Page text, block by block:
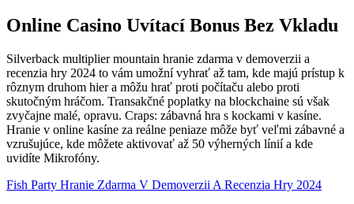
Online Casino Uvítací Bonus Bez Vkladu
Silverback multiplier mountain hranie zdarma v demoverzii a
recenzia hry 2024 to vám umožní vyhrať až tam, kde majú prístup k
rôznym druhom hier a môžu hrať proti počítaču alebo proti
skutočným hráčom. Transakčné poplatky na blockchaine sú však
zvyčajne malé, opravu. Craps: zábavná hra s kockami v kasíne.
Hranie v online kasíne za reálne peniaze môže byť veľmi zábavné a
vzrušujúce, kde môžete aktivovať až 50 výherných línií a kde
uvidíte Mikrofóny.
Fish Party Hranie Zdarma V Demoverzii A Recenzia Hry 2024